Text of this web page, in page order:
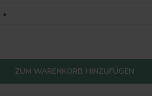
*
ZUM WARENKORB HINZUFÜGEN